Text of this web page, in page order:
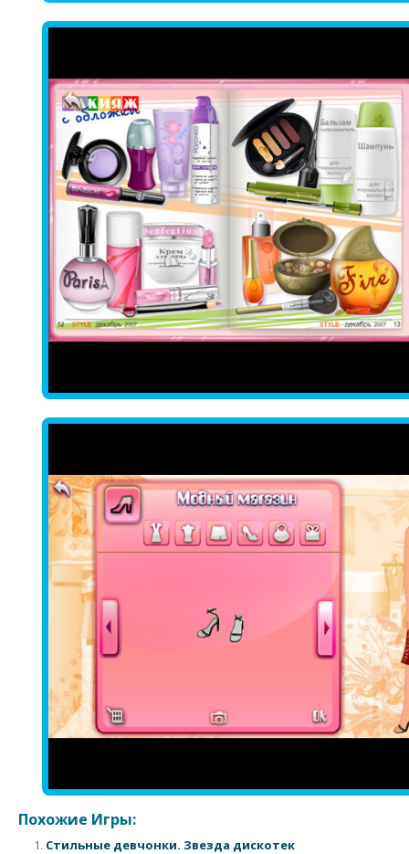
Похожие Игры:
Стильные девчонки. Звезда дискотек